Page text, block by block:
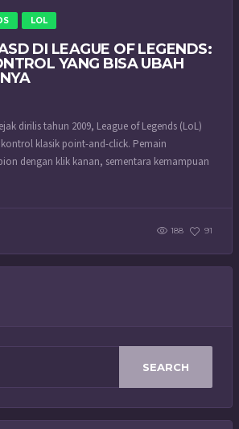
LOL
DI LEAGUE OF LEGENDS:
YANG BISA UBAH
dirilis tahun 2009, League of Legends (LoL)
klasik point-and-click. Pemain
dengan klik kanan, sementara kemampuan
188 91
SEARCH